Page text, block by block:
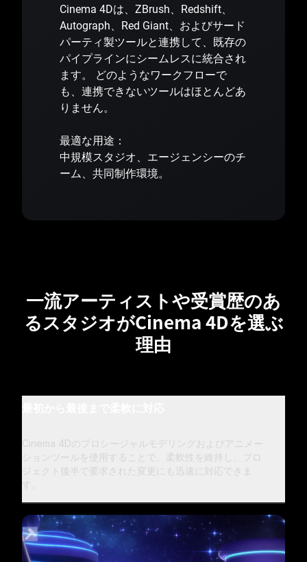
Cinema 4Dは、ZBrush、Redshift、
Autograph、Red Giant、およびサード
パーティ製ツールと連携して、既存の
パイプラインにシームレスに統合され
ます。 どのようなワークフローで
も、連携できないツールはほとんどあ
りません。
最適な用途：
中規模スタジオ、エージェンシーのチ
ーム、共同制作環境。
一流アーティストや受賞歴のあ
るスタジオがCinema 4Dを選ぶ
理由
Cinema 4Dのプロシージャルモデリングおよびアニメー
ションツールを使用することで、柔軟性を維持し、プロ
ジェクト後半で要求された変更にも迅速に対応できま
す。